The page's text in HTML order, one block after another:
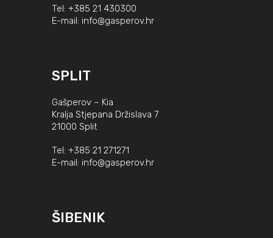
Tel: +385 21 430300
E-mail: info@gasperov.hr
SPLIT
Gašperov – Kia
Kralja Stjepana Držislava 7
21000 Split
Tel: +385 21 271271
E-mail: info@gasperov.hr
ŠIBENIK